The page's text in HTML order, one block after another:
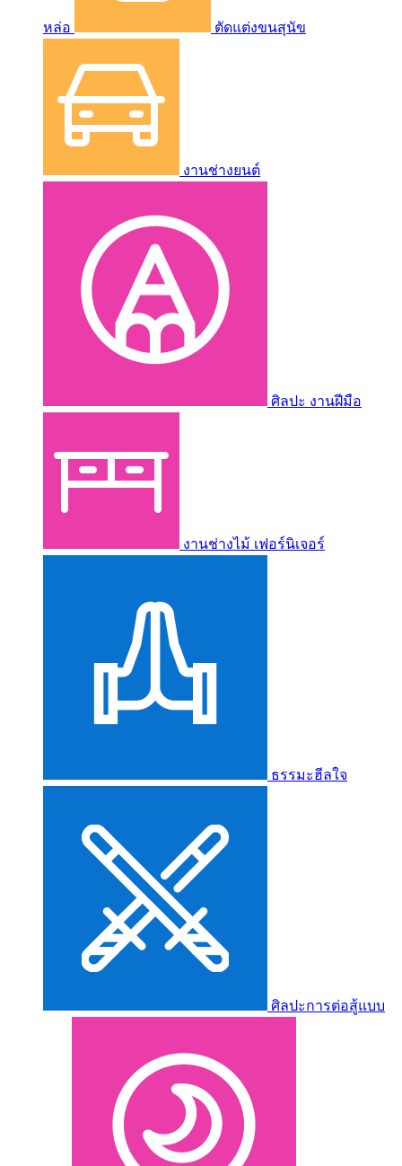
หล่อ ตัดแต่งขนสุนัข
งานช่างยนต์
ศิลปะ งานฝีมือ
งานช่างไม้ เฟอร์นิเจอร์
ธรรมะฮีลใจ
ศิลปะการต่อสู้แบบ